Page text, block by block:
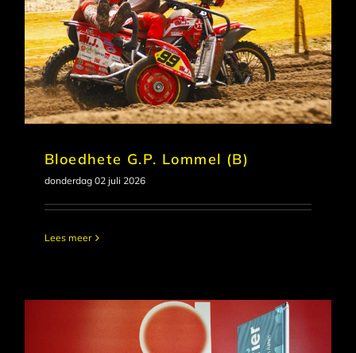
Bloedhete G.P. Lommel (B)
donderdag 02 juli 2026
Lees meer